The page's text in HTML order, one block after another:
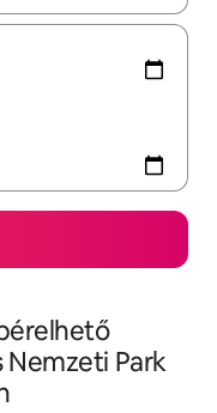
Nemzeti Park